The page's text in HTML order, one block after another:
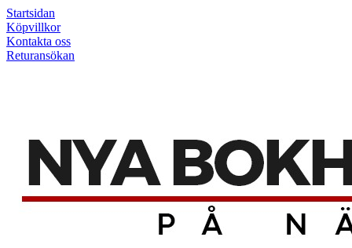
Startsidan
Köpvillkor
Kontakta oss
Returansökan